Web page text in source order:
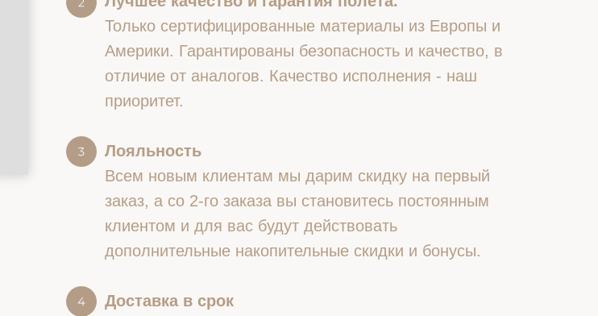
Только сертифицированные материалы из Европы и
Америки. Гарантированы безопасность и качество, в
отличие от аналогов. Качество исполнения - наш
приоритет.
Лояльность
Всем новым клиентам мы дарим скидку на первый
заказ, а со 2-го заказа вы становитесь постоянным
клиентом и для вас будут действовать
дополнительные накопительные скидки и бонусы.
Доставка в срок